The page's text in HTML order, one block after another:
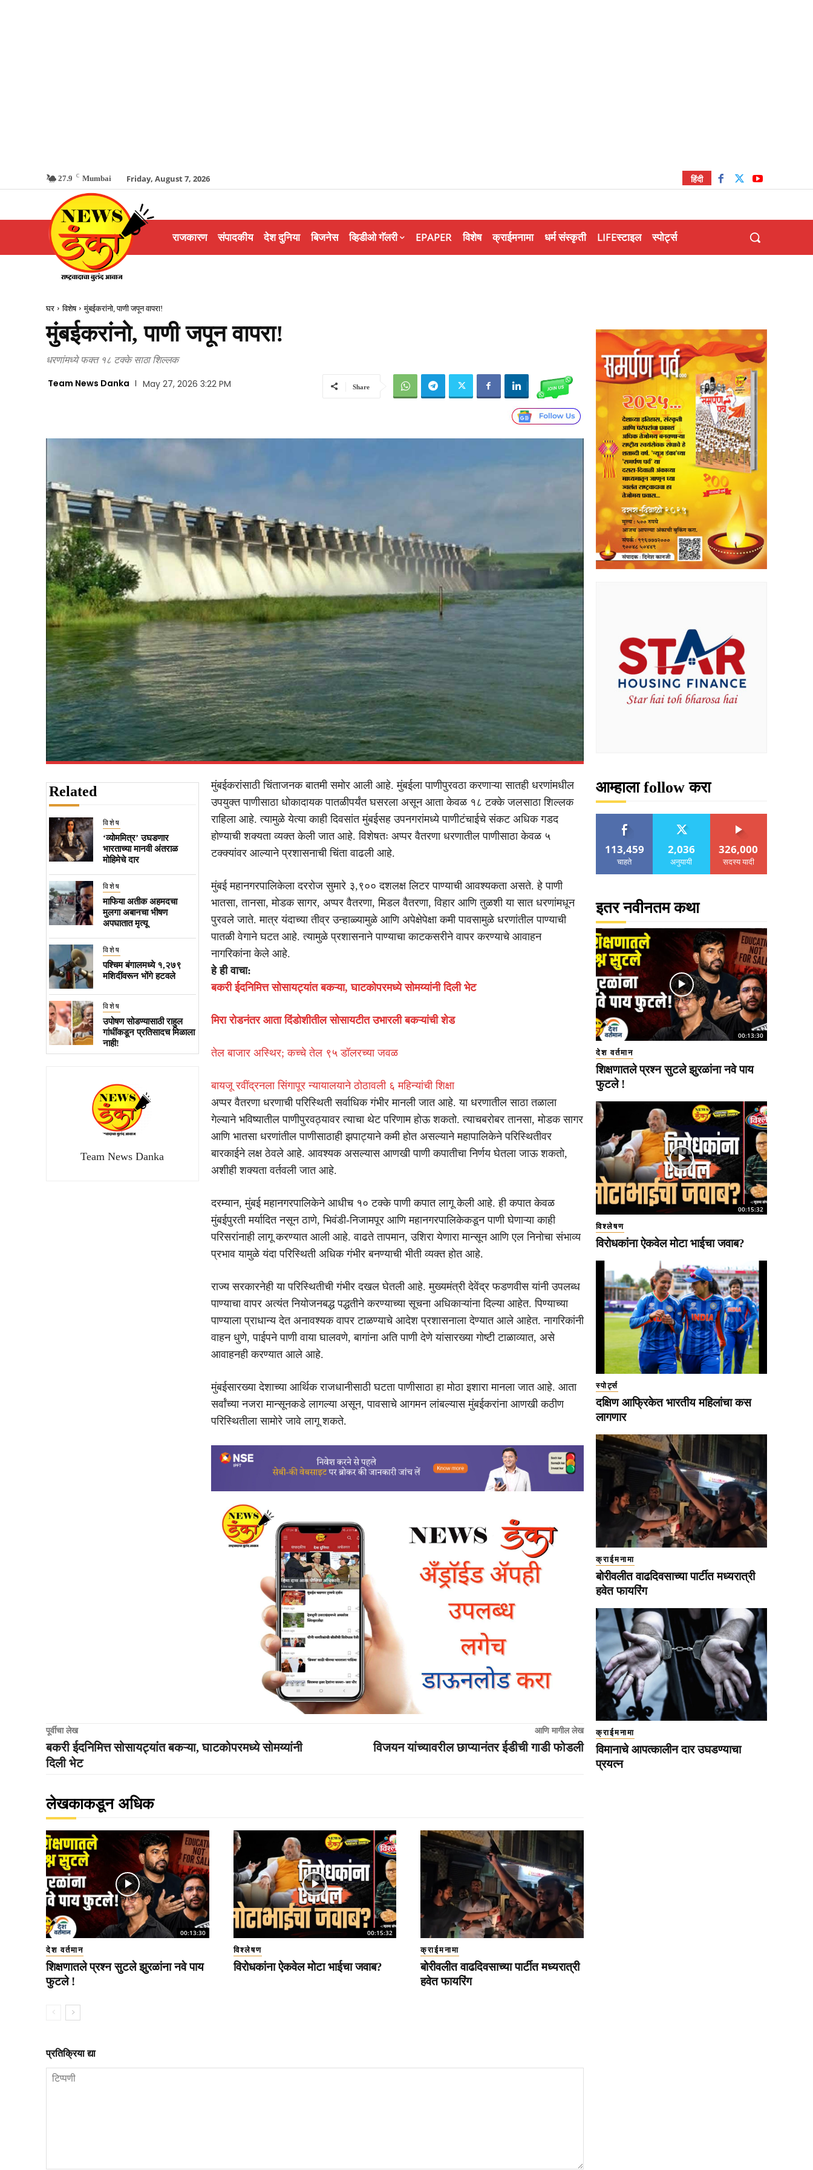
27.9 C Mumbai Friday, August 7, 2026 हिंदी
राजकारण संपादकीय देश दुनिया बिजनेस व्हिडीओ गॅलरी EPAPER विशेष क्राईमनामा धर्म संस्कृती LIFEस्टाइल स्पोर्ट्स
घर विशेष मुंबईकरांनो, पाणी जपून वापरा!
मुंबईकरांनो, पाणी जपून वापरा!
धरणांमध्ये फक्त १८ टक्के साठा शिल्लक
Team News Danka May 27, 2026 3:22 PM Share
Related
विशेष
‘व्योममित्र’ उघडणार
भारताच्या मानवी अंतराळ
मोहिमेचे दार
विशेष
माफिया अतीक अहमदचा
मुलगा अबानचा भीषण
अपघातात मृत्यू
विशेष
पश्चिम बंगालमध्ये १,२७९
मशिदींवरून भोंगे हटवले
विशेष
उपोषण सोडण्यासाठी राहुल
गांधींकडून प्रतिसादच मिळाला
नाही!
Team News Danka
मुंबईकरांसाठी चिंताजनक बातमी समोर आली आहे. मुंबईला पाणीपुरवठा करणाऱ्या सातही धरणांमधील
उपयुक्त पाणीसाठा धोकादायक पातळीपर्यंत घसरला असून आता केवळ १८ टक्के जलसाठा शिल्लक
राहिला आहे. त्यामुळे येत्या काही दिवसांत मुंबईसह उपनगरांमध्ये पाणीटंचाईचे संकट अधिक गडद
होण्याची शक्यता व्यक्त केली जात आहे. विशेषतः अप्पर वैतरणा धरणातील पाणीसाठा केवळ ५
टक्क्यांवर आल्याने प्रशासनाची चिंता वाढली आहे.
मुंबई महानगरपालिकेला दररोज सुमारे ३,९०० दशलक्ष लिटर पाण्याची आवश्यकता असते. हे पाणी
भातसा, तानसा, मोडक सागर, अप्पर वैतरणा, मिडल वैतरणा, विहार आणि तुळशी या सात धरणांमधून
पुरवले जाते. मात्र यंदाच्या तीव्र उन्हाळ्यामुळे आणि अपेक्षेपेक्षा कमी पावसामुळे धरणांतील पाण्याची
पातळी वेगाने घटत आहे. त्यामुळे प्रशासनाने पाण्याचा काटकसरीने वापर करण्याचे आवाहन
नागरिकांना केले आहे.
हे ही वाचा:
बकरी ईदनिमित्त सोसायट्यांत बकऱ्या, घाटकोपरमध्ये सोमय्यांनी दिली भेट
मिरा रोडनंतर आता दिंडोशीतील सोसायटीत उभारली बकऱ्यांची शेड
तेल बाजार अस्थिर; कच्चे तेल ९५ डॉलरच्या जवळ
बायजू रवींद्रनला सिंगापूर न्यायालयाने ठोठावली ६ महिन्यांची शिक्षा
अप्पर वैतरणा धरणाची परिस्थिती सर्वाधिक गंभीर मानली जात आहे. या धरणातील साठा तळाला
गेल्याने भविष्यातील पाणीपुरवठ्यावर त्याचा थेट परिणाम होऊ शकतो. त्याचबरोबर तानसा, मोडक सागर
आणि भातसा धरणांतील पाणीसाठाही झपाट्याने कमी होत असल्याने महापालिकेने परिस्थितीवर
बारकाईने लक्ष ठेवले आहे. आवश्यक असल्यास आणखी पाणी कपातीचा निर्णय घेतला जाऊ शकतो,
अशीही शक्यता वर्तवली जात आहे.
दरम्यान, मुंबई महानगरपालिकेने आधीच १० टक्के पाणी कपात लागू केली आहे. ही कपात केवळ
मुंबईपुरती मर्यादित नसून ठाणे, भिवंडी-निजामपूर आणि महानगरपालिकेकडून पाणी घेणाऱ्या काही
परिसरांनाही लागू करण्यात आली आहे. वाढते तापमान, उशिरा येणारा मान्सून आणि एल निनोचा संभाव्य
प्रभाव यामुळे यंदा परिस्थिती अधिक गंभीर बनण्याची भीती व्यक्त होत आहे.
राज्य सरकारनेही या परिस्थितीची गंभीर दखल घेतली आहे. मुख्यमंत्री देवेंद्र फडणवीस यांनी उपलब्ध
पाण्याचा वापर अत्यंत नियोजनबद्ध पद्धतीने करण्याच्या सूचना अधिकाऱ्यांना दिल्या आहेत. पिण्याच्या
पाण्याला प्राधान्य देत अनावश्यक वापर टाळण्याचे आदेश प्रशासनाला देण्यात आले आहेत. नागरिकांनी
वाहन धुणे, पाईपने पाणी वाया घालवणे, बागांना अति पाणी देणे यांसारख्या गोष्टी टाळाव्यात, असे
आवाहनही करण्यात आले आहे.
मुंबईसारख्या देशाच्या आर्थिक राजधानीसाठी घटता पाणीसाठा हा मोठा इशारा मानला जात आहे. आता
सर्वांच्या नजरा मान्सूनकडे लागल्या असून, पावसाचे आगमन लांबल्यास मुंबईकरांना आणखी कठीण
परिस्थितीला सामोरे जावे लागू शकते.
पूर्वीचा लेख
बकरी ईदनिमित्त सोसायट्यांत बकऱ्या, घाटकोपरमध्ये सोमय्यांनी
दिली भेट
आणि मागील लेख
विजयन यांच्यावरील छाप्यानंतर ईडीची गाडी फोडली
लेखकाकडून अधिक
00:13:30
देश वर्तमान
शिक्षणातले प्रश्न सुटले झुरळांना नवे पाय
फुटले !
00:15:32
विश्लेषण
विरोधकांना ऐकवेल मोटा भाईचा जवाब?
क्राईमनामा
बोरीवलीत वाढदिवसाच्या पार्टीत मध्यरात्री
हवेत फायरिंग
प्रतिक्रिया द्या
आम्हाला follow करा
113,459
चाहते
2,036
अनुयायी
326,000
सदस्य यादी
इतर नवीनतम कथा
00:13:30
देश वर्तमान
शिक्षणातले प्रश्न सुटले झुरळांना नवे पाय
फुटले !
00:15:32
विश्लेषण
विरोधकांना ऐकवेल मोटा भाईचा जवाब?
स्पोर्ट्स
दक्षिण आफ्रिकेत भारतीय महिलांचा कस
लागणार
क्राईमनामा
बोरीवलीत वाढदिवसाच्या पार्टीत मध्यरात्री
हवेत फायरिंग
क्राईमनामा
विमानाचे आपत्कालीन दार उघडण्याचा
प्रयत्न